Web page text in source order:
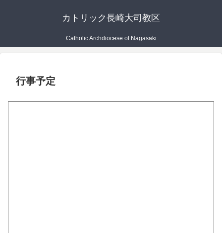
カトリック長崎大司教区
Catholic Archdiocese of Nagasaki
行事予定